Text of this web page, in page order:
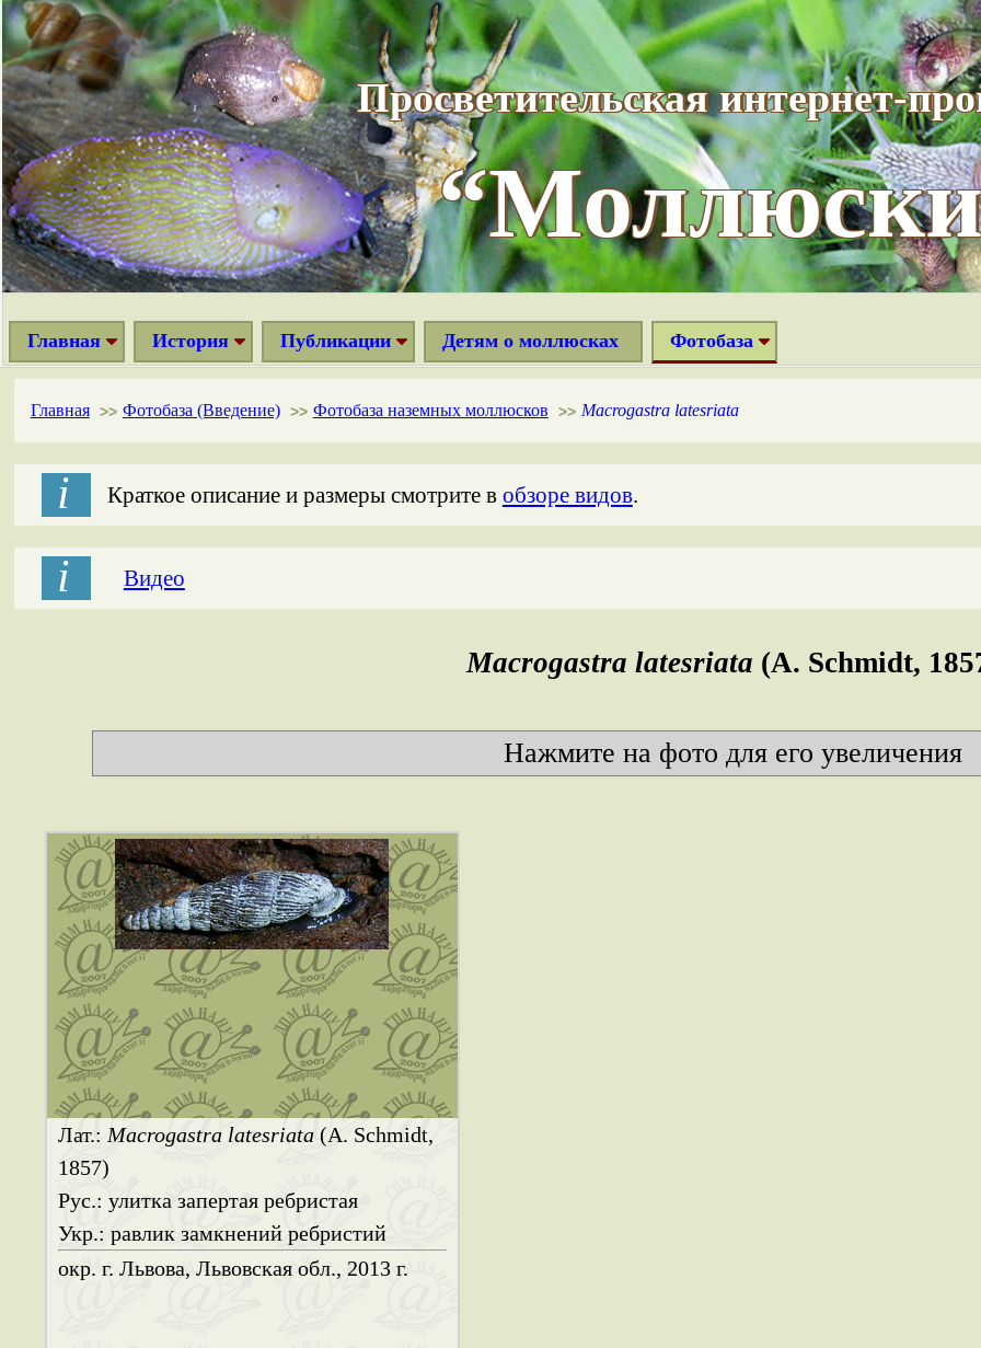
Просветительская интернет-
Главная История Публикации Детям о моллюсках Фотобаза
Главная >> Фотобаза (Введение) >> Фотобаза наземных моллюсков >> Macrogastra latesriata
і Краткое описание и размеры смотрите в обзоре видов.
і Видео
Macrogastra latesriata (A. Schmidt,
Нажмите на фото для его увеличения
Лат.: Macrogastra latesriata(A. Schmidt,
1857)
Рус.: улитка запертая ребристая
Укр.: равлик замкнений ребристий
окр. г. Львова, Львовская обл., 2013 г.